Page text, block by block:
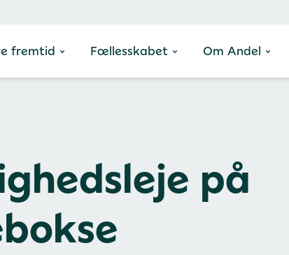
fremtid Fællesskabet Om Andel
på